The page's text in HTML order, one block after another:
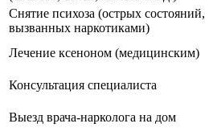
Снятие психоза (острых состояний,
вызванных наркотиками)
Лечение ксеноном (медицинским)
Консультация специалиста
Выезд врача-нарколога на дом